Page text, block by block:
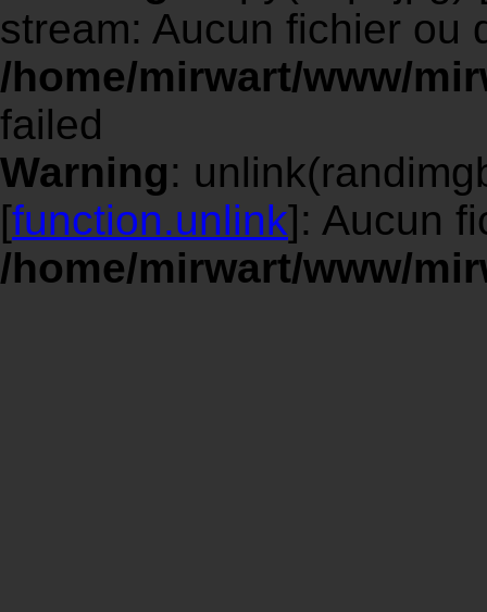
stream: Aucun fichier ou
/home/mirwart/www/
failed
Warning:
[function.unlink]: Aucun
/home/mirwart/www/